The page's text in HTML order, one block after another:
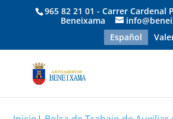
965 82 21 01 - Carrer Cardenal
Beneixama
Español